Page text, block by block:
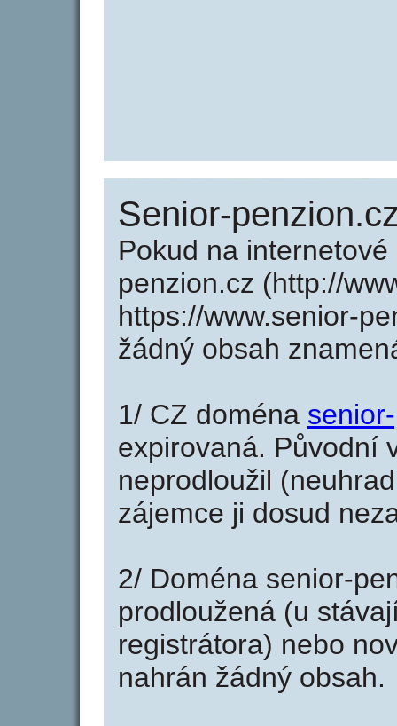
Senior-
Pokud na
penzion.cz (http://
https://www.senior-
žádný obsah
1/ CZ doména
expirovaná. Původní
neprodloužil
zájemce ji dosud
2/ Doména senior-
prodloužená (u
registrátora) nebo
nahrán žádný obsah.